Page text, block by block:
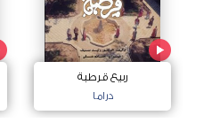
ربيع قرطبة
دراما